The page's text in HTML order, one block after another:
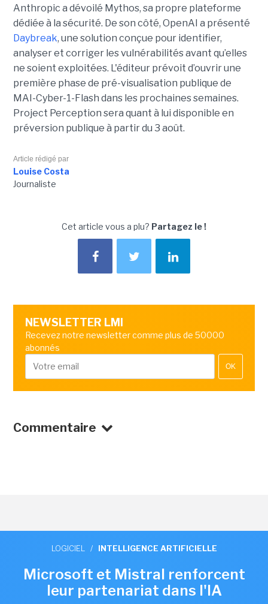
Anthropic a dévoilé Mythos, sa propre plateforme
dédiée à la sécurité. De son côté, OpenAI a présenté
Daybreak, une solution conçue pour identifier,
analyser et corriger les vulnérabilités avant qu’elles
ne soient exploitées. L'éditeur prévoit d’ouvrir une
première phase de pré-visualisation publique de
MAI-Cyber-1-Flash dans les prochaines semaines.
Project Perception sera quant à lui disponible en
préversion publique à partir du 3 août.
Article rédigé par
Louise Costa
Journaliste
Cet article vous a plu? Partagez le !
NEWSLETTER LMI
Recevez notre newsletter comme plus de 50000
abonnés
OK
Commentaire
LOGICIEL / INTELLIGENCE ARTIFICIELLE
Microsoft et Mistral renforcent
leur partenariat dans l'IA